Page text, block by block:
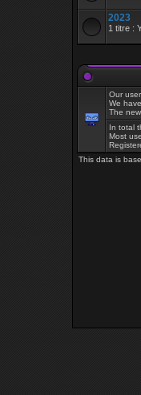
2023
1 titre :
Our
We have
The
In total
Most
This data is